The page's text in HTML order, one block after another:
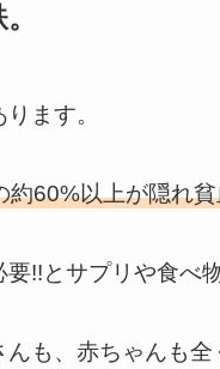
ます。
約60%以上が隠れ
!!とサプリや食べ
も、赤ちゃんも全